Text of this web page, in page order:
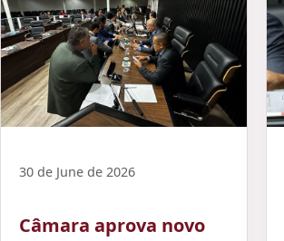
30 de June de 2026
Câmara aprova novo